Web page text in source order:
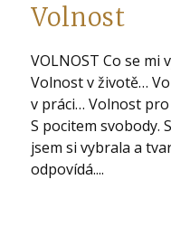
Volnost
VOLNOST Co se mi
Volnost v životě…
v práci… Volnost
S pocitem svobody.
jsem si vybrala a
odpovídá....